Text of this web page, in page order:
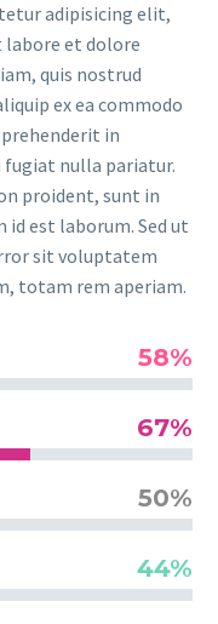
adipisicing elit,
labore et dolore
quis nostrud
ex ea commodo
in
nulla pariatur.
proident, sunt in
est laborum. Sed ut
sit voluptatem
totam rem aperiam.
58%
67%
50%
44%